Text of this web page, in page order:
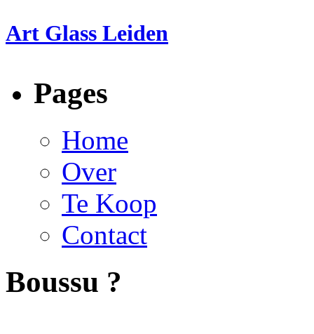
Art Glass Leiden
Pages
Home
Over
Te Koop
Contact
Boussu ?